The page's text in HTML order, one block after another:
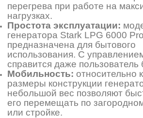
перегрева при работе на
нагрузках.
Простота эксплуатации:
генератора Stark LPG 6000 Pro
предназначена для бытового
использования. С
справится даже пользователь
Мобильность: относительно
размеры конструкции
небольшой вес позволяют
его перемещать по
или стройке.